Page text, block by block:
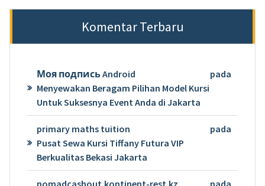
Komentar Terbaru
Моя подпись Android
pada
Menyewakan Beragam Pilihan Model Kursi
Untuk Suksesnya Event Anda di Jakarta
primary maths tuition
pada
Pusat Sewa Kursi Tiffany Futura VIP
Berkualitas Bekasi Jakarta